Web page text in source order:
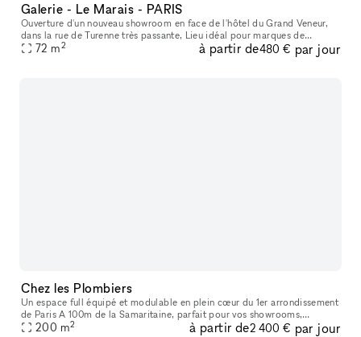
Galerie - Le Marais - PARIS
Ouverture d'un nouveau showroom en face de l'hôtel du Grand Veneur,
dans la rue de Turenne très passante, Lieu idéal pour marques de
créateurs, boutique vintage, showroom, évènementiel, galeries d'a
72 m2 à partir de480 € par jour
Chez les Plombiers
Un espace full équipé et modulable en plein cœur du 1er arrondissement
de Paris A 100m de la Samaritaine, parfait pour vos showrooms,
présentations presse, pop-up, défilés, expositions ou tournages.
200 m2 à partir de2 400 € par jour